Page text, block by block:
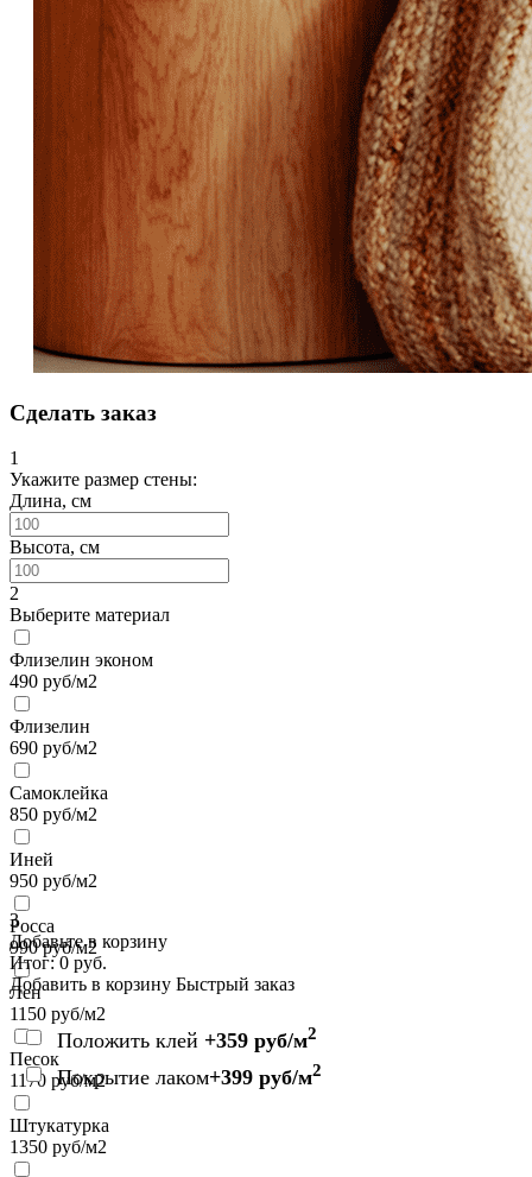
Сделать заказ
1
Укажите размер стены:
Длина, см
Высота, см
2
Выберите материал
Флизелин эконом
490 руб/м2
Флизелин
690 руб/м2
Самоклейка
850 руб/м2
Иней
950 руб/м2
Росса
990руб/м2
Лен
1150 руб/м2
Песок
1170 руб/м2
Штукатурка
1350 руб/м2
3
Добавьте в корзину
Итог:0 руб.
Добавить в корзину Быстрый заказ
Положить клей +359 руб/м2
Покрытие лаком+399 руб/м2